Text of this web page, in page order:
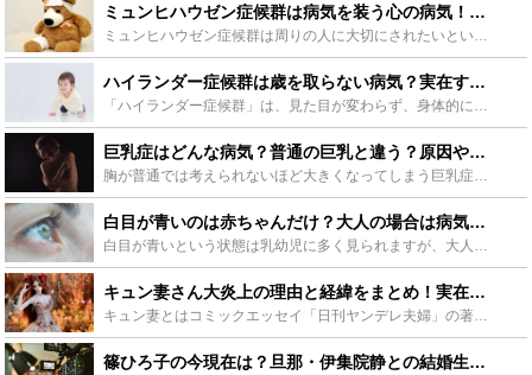
ミュンヒハウゼン症候群は病気を装う心の病気！原因や治療法は？芸能人にも？ - Leisurego(レジャーゴー)
ミュンヒハウゼン症候群は周りの人に大切にされたいという欲求から病気を装ったり自ら怪我をするという精神疾患です。病気だと嘘をつく詐病とはどう違うのか、根本となる精神疾患の治療の方法はあるのか、ミュンヒ...
ハイランダー症候群は歳を取らない病気？実在する？デマ？真相を解説 - Leisurego(レジャーゴー)
「ハイランダー症候群」は、見た目が変わらず、身体的にも成長が止まってしまう信じられないような病気です。この記事では、ハイランダー症候群がどのような病気なのか、実際に存在するのかまで、詳しく解説してい...
巨乳症はどんな病気？普通の巨乳と違う？原因や実在する人たちも紹介 - Leisurego(レジャーゴー)
胸が普通では考えられないほど大きくなってしまう巨乳症。実は世界でも多くの人が発症している病気です。巨乳症は何が原因でなってしまうのか？具体的にどういった症状が出るのか？また年齢や性別に特徴はあるのか...
白目が青いのは赤ちゃんだけ？大人の場合は病気？原因も解説！ - Leisurego(レジャーゴー)
白目が青いという状態は乳幼児に多く見られますが、大人になっても青いままの人もいます。多くは強膜の薄さが原因ですが、稀に病気が潜んでいる場合もあるので注意が必要です。この記事では、白目が青い原因や病気...
キュン妻さん大炎上の理由と経緯をまとめ！実在や家族偽造の真相は？ - Leisurego(レジャーゴー)
キュン妻とはコミックエッセイ「日刊ヤンデレ夫婦」の著者の漫画家です。ヤンデレ夫と、それを受け入れてしまうキュン妻さんの日常を描いた作品ですが、これがエア家族ではないかと大炎上！そこで今回は、キュン妻...
篠ひろ子の今現在は？旦那・伊集院静との結婚生活や子供も！死亡説の真相も - Leisurego(レジャーゴー)